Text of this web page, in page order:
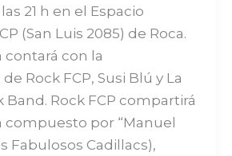
21 h en el Espacio
(San Luis 2085) de Roca.
contará con la
Rock FCP, Susi Blú y La
Band. Rock FCP compartirá
por “Manuel
Fabulosos Cadillacs),